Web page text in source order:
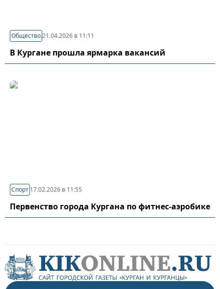
Общество21.04.2026 в 11:11
В Кургане прошла ярмарка вакансий
Спорт 17.02.2026 в 11:55
Первенство города Кургана по фитнес-аэробике